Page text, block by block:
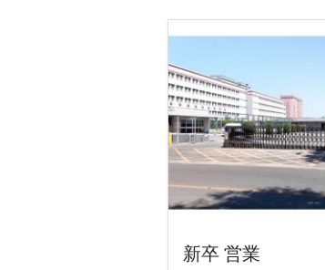
新卒 営業